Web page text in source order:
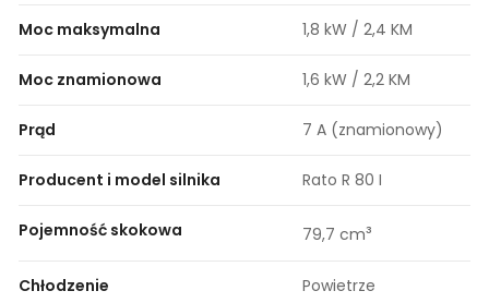
Moc maksymalna 1,8 kW / 2,4 KM
Moc znamionowa 1,6 kW / 2,2 KM
Prąd 7 A (znamionowy)
Producent i model silnika Rato R 80 I
Pojemność skokowa 79,7 cm³
Chłodzenie Powietrze